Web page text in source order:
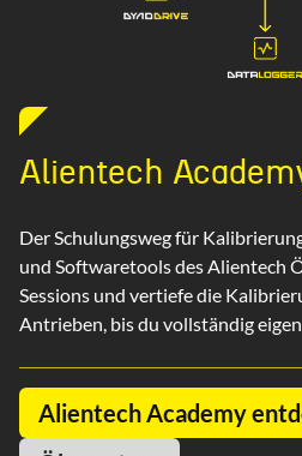
Alientech
Der Schulungsweg für
und Softwaretools des Alientech
Sessions und vertiefe die
Antrieben, bis du vollständig
Alientech Academy